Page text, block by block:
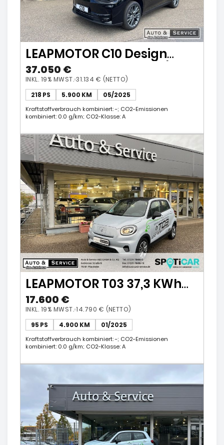
LEAPMOTOR C10 Design
Premium-Elektro-SUV /
Top-Ausstattung
37.050 €
INKL. 19% MWST. 31.134 € (NETTO)
218 PS
5.900 KM 05/2025
Kraftstoffverbrauch kombiniert: -; CO2-Emissionen
kombiniert: 0.0 g/km; CO2-Klasse: A
LEAPMOTOR T03 37,3 KWh
EV Panorama Navi ACC
Klimaautom
17.600 €
INKL. 19% MWST. 14.790 € (NETTO)
95 PS
4.900 KM 01/2025
Kraftstoffverbrauch kombiniert: -; CO2-Emissionen
kombiniert: 0.0 g/km; CO2-Klasse: A